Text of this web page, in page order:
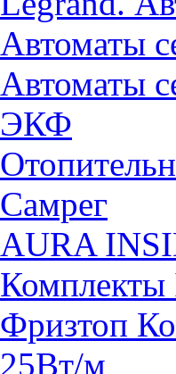
Автоматы
Автоматы
ЭКФ
Самрег
AURA
Комплекты
Фризтоп
25Вт/м